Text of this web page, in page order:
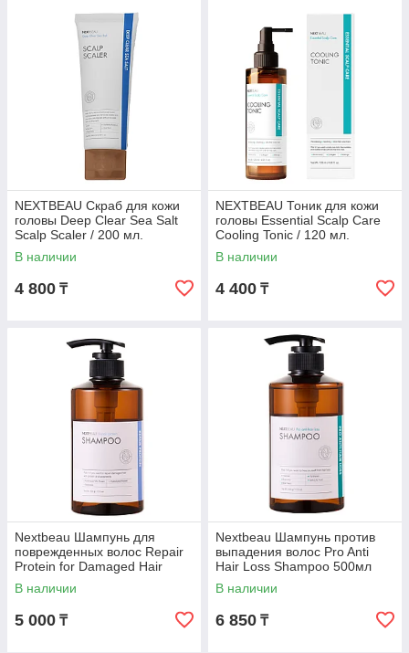
NEXTBEAU Скраб для кожи
головы Deep Clear Sea Salt
Scalp Scaler / 200 мл.
В наличии
4 800 ₸
NEXTBEAU Тоник для кожи
головы Essential Scalp Care
Cooling Tonic / 120 мл.
В наличии
4 400 ₸
Nextbeau Шампунь для
поврежденных волос Repair
Protein for Damaged Hair
Shampoo 500мл
В наличии
5 000 ₸
Nextbeau Шампунь против
выпадения волос Pro Anti
Hair Loss Shampoo 500мл
В наличии
6 850 ₸